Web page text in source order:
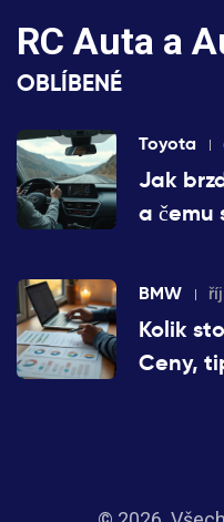
RC Auta a
OBLÍBENÉ
Toyota
Jak
a čemu
BMW
Kolik
Ceny,